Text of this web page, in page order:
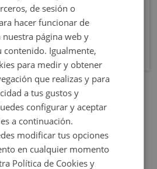
de sesión o
hacer funcionar de
nuestra página web y
contenido. Igualmente,
para medir y obtener
que realizas y para
a tus gustos y
configurar y aceptar
a continuación.
modificar tus opciones
en cualquier momento
Política de Cookies y